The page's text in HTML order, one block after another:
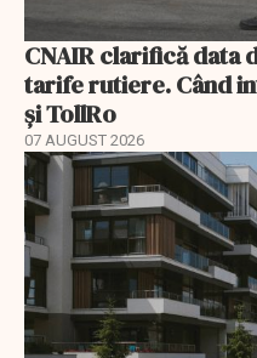
CNAIR clarifică data
tarife rutiere. Când
și TollRo
07 AUGUST 2026